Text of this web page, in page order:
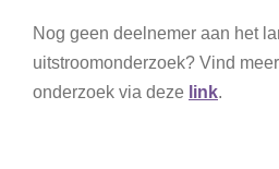
Nog geen deelnemer aan het
uitstroomonderzoek? Vind
onderzoek via deze link.